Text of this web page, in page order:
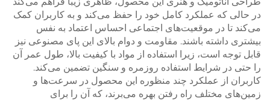
در حالی که عملکرد کامل خود را حفظ می‌کند و به کاربران کمک
می‌کند تا در موقعیت‌های اجتماعی احساس اعتماد به نفس
بیشتری داشته باشند. مقاومت و دوام بالای این پای مصنوعی نیز
قابل توجه است، زیرا استفاده از مواد با کیفیت بالا، طول عمر آن
را حتی در شرایط استفاده روزمره و سنگین تضمین می‌کند.
کاربران از عملکرد چند منظوره این محصول در سرعت‌ها و
زمین‌های مختلف راه رفتن بهره می‌برند، که آن را برای